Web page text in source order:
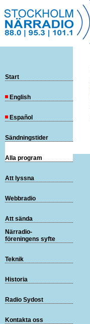
Start
English
Español
Sändningstider
Alla program
Att lyssna
Webbradio
Att sända
Närradio-
föreningens syfte
Teknik
Historia
Radio Sydost
Kontakta oss